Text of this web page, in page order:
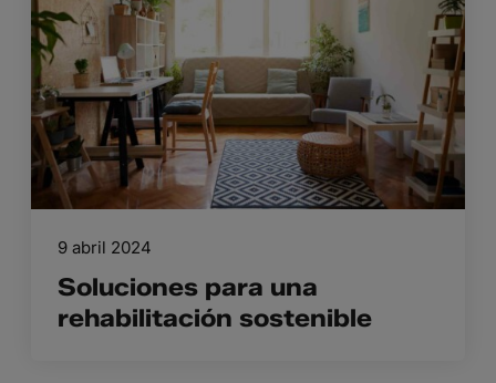
Soluciones para una
rehabilitación sostenible
9 abril 2024